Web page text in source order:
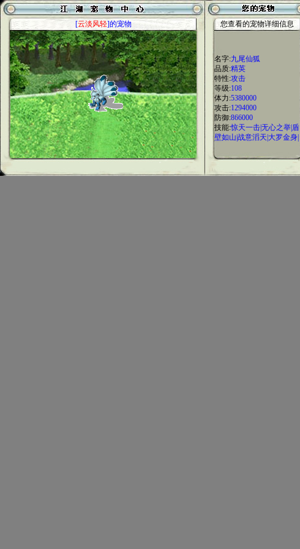
[云淡风轻]的宠物 您查看的宠物详细信息
名字:九尾仙狐
品质:精英
特性:攻击
等级:108
体力:5380000
攻击:1294000
防御:866000
技能:惊天一击|无心之举|盾
壁如山|战意滔天|大罗金身|